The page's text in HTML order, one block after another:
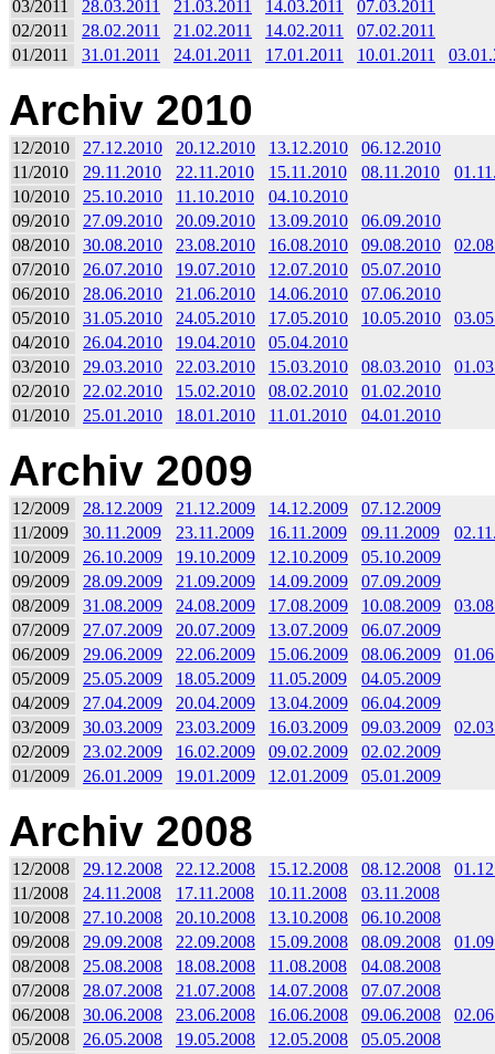
03/2011 28.03.2011 21.03.2011 14.03.2011
07.03.2011
02/2011
28.02.2011 21.02.2011 14.02.2011
07.02.2011
01/2011
31.01.2011 24.01.2011 17.01.2011 10.01.2011
Archiv 2010
12/2010 27.12.2010 20.12.2010 13.12.2010
06.12.2010
11/2010
29.11.2010 22.11.2010 15.11.2010 08.11.2010
10/2010
25.10.2010 11.10.2010
04.10.2010
09/2010
27.09.2010 20.09.2010 13.09.2010
06.09.2010
08/2010
30.08.2010 23.08.2010 16.08.2010 09.08.2010
07/2010
26.07.2010 19.07.2010 12.07.2010
05.07.2010
06/2010
28.06.2010 21.06.2010 14.06.2010
07.06.2010
05/2010
31.05.2010 24.05.2010 17.05.2010 10.05.2010
04/2010
26.04.2010 19.04.2010
05.04.2010
03/2010
29.03.2010 22.03.2010 15.03.2010 08.03.2010
02/2010
22.02.2010 15.02.2010 08.02.2010
01.02.2010
01/2010
25.01.2010 18.01.2010 11.01.2010 04.01.2010
Archiv 2009
12/2009 28.12.2009 21.12.2009 14.12.2009
07.12.2009
11/2009
30.11.2009 23.11.2009 16.11.2009 09.11.2009
10/2009
26.10.2009 19.10.2009 12.10.2009
05.10.2009
09/2009
28.09.2009 21.09.2009 14.09.2009
07.09.2009
08/2009
31.08.2009 24.08.2009 17.08.2009 10.08.2009
07/2009
27.07.2009 20.07.2009 13.07.2009
06.07.2009
06/2009
29.06.2009 22.06.2009 15.06.2009 08.06.2009
05/2009
25.05.2009 18.05.2009 11.05.2009
04.05.2009
04/2009
27.04.2009 20.04.2009 13.04.2009
06.04.2009
03/2009
30.03.2009 23.03.2009 16.03.2009 09.03.2009
02/2009
23.02.2009 16.02.2009 09.02.2009
02.02.2009
01/2009
26.01.2009 19.01.2009 12.01.2009 05.01.2009
Archiv 2008
12/2008 29.12.2008 22.12.2008 15.12.2008 08.12.2008
11/2008
24.11.2008 17.11.2008 10.11.2008
03.11.2008
10/2008
27.10.2008 20.10.2008 13.10.2008
06.10.2008
09/2008
29.09.2008 22.09.2008 15.09.2008 08.09.2008
08/2008
25.08.2008 18.08.2008 11.08.2008
04.08.2008
07/2008
28.07.2008 21.07.2008 14.07.2008
07.07.2008
06/2008
30.06.2008 23.06.2008 16.06.2008 09.06.2008
05/2008
26.05.2008 19.05.2008 12.05.2008
05.05.2008